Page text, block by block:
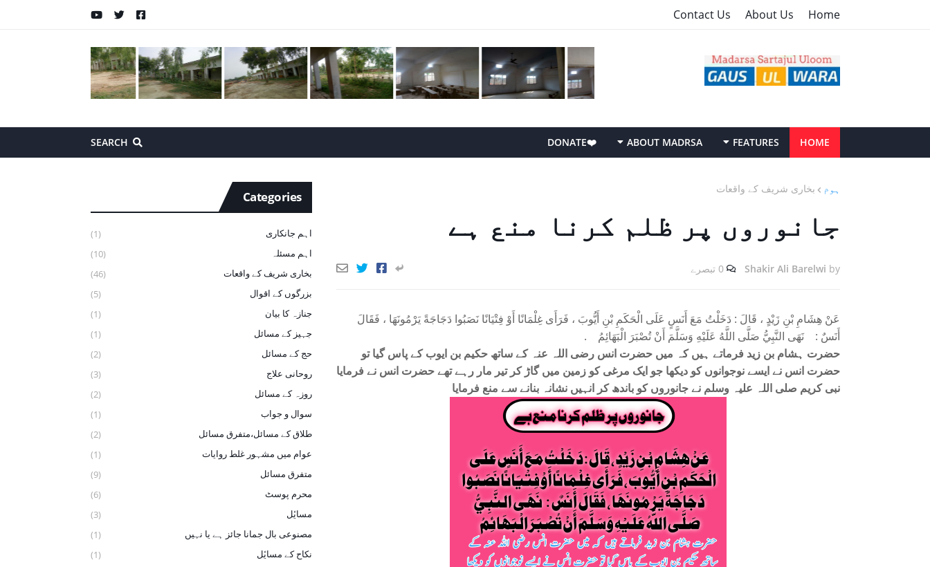
Home
About Us
Contact Us
HOME
FEATURES
ABOUT MADRSA
❤️DONATE
SEARCH
ہوم بخاری شریف ‏کے ‏واقعات
جانوروں پر ‏ظلم ‏کرنا ‏منع ‏ہے
by
Shakir Ali Barelwi 0 تبصرے
عَنْ هِشَامِ بْنِ زَيْدٍ ، قَالَ : دَخَلْتُ مَعَ أَنَسٍ عَلَى الْحَكَمِ بْنِ أَيُّوبَ ، فَرَأَى غِلْمَانًا أَوْ فِتْيَانًا نَصَبُوا دَجَاجَةً يَرْمُونَهَا ، فَقَالَ
أَنَسٌ : نَهَى النَّبِيُّ صَلَّى اللَّهُ عَلَيْهِ وَسَلَّمَ أَنْ تُصْبَرَ الْبَهَائِمُ .
حضرت ہشام بن زید فرماتے ہیں کہ میں حضرت انس رضی اللہ عنہ کے ساتھ حکیم بن ایوب کے پاس گیا تو
حضرت انس نے ایسے نوجوانوں کو دیکھا جو ایک مرغی کو زمین میں گاڑ کر تیر مار رہے تھے حضرت انس نے فرمایا
نبی کریم صلی اللہ علیہ وسلم نے جانوروں کو باندھ کر انہیں نشانہ بنانے سے منع فرمایا
Categories
اہم جانکاری
(1)
اہم مسئلہ
(10)
بخاری شریف ‏کے ‏واقعات
(46)
بزرگوں کے اقوال
(5)
جنازہ کا بیان
(1)
جہیز کے مسائل
(1)
حج کے مسائل
(2)
روحانی علاج
(3)
روزہ کے مسائل
(2)
سوال و جواب
(1)
طلاق کے مسائل،متفرق مسائل
(2)
عوام میں مشہور غلط روایات
(1)
متفرق مسائل
(9)
محرم پوسٹ
(6)
مسایٔل
(3)
مصنوعی بال جمانا جائز ہے یا نہیں
(1)
نکاح کے ‏مسایٔل
(1)